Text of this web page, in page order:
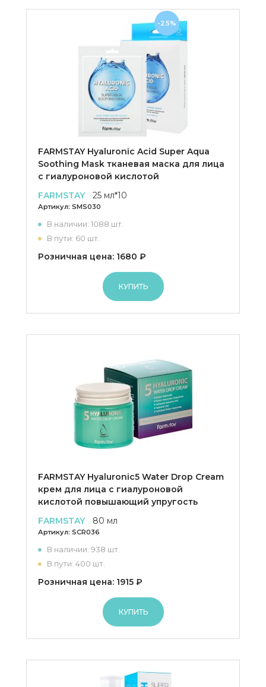
FARMSTAY Hyaluronic Acid Super Aqua
Soothing Mask тканевая маска для лица
с гиалуроновой кислотой
FARMSTAY
25 мл*10
Артикул: SMS030
В наличии: 1088 шт.
В пути: 60 шт.
Розничная цена: 1680 ₽
КУПИТЬ
-25%
FARMSTAY Hyaluronic5 Water Drop Cream
крем для лица с гиалуроновой
кислотой повышающий упругость
FARMSTAY
80 мл
Артикул: SCR036
В наличии: 938 шт.
В пути: 400 шт.
Розничная цена: 1915 ₽
КУПИТЬ